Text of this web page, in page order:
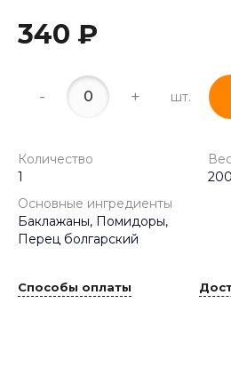
340 ₽
- + шт.
Количество
1
200
Основные ингредиенты
Баклажаны, Помидоры,
Перец болгарский
Способы оплаты